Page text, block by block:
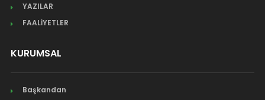
YAZILAR
FAALİYETLER
KURUMSAL
Başkandan